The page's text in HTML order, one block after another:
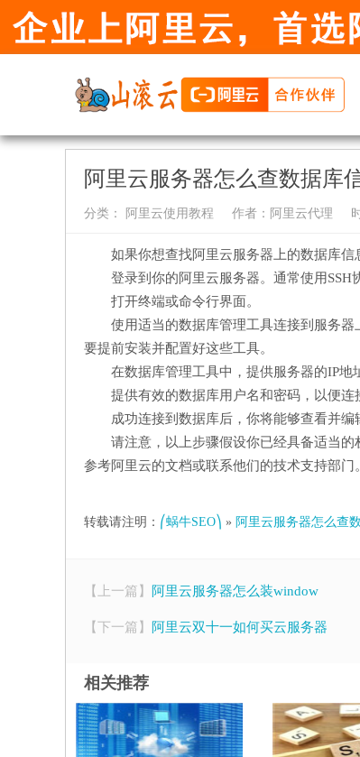
阿里云服务器怎么查数据库
分类： 阿里云使用教程 作者： 阿里云代理
如果你想查找阿里云服务器上的数据库信
登录到你的阿里云服务器。通常使用SSH
打开终端或命令行界面。
使用适当的数据库管理工具连接到服务
要提前安装并配置好这些工具。
在数据库管理工具中，提供服务器的IP地
提供有效的数据库用户名和密码，以便连
成功连接到数据库后，你将能够查看并编
请注意，以上步骤假设你已经具备适当
参考阿里云的文档或联系他们的技术支持部门。
转载请注明： ⎛蜗牛SEO⎞ » 阿里云服务器怎么查
【上一篇】 阿里云服务器怎么装window
【下一篇】 阿里云双十一如何买云服务器
相关推荐